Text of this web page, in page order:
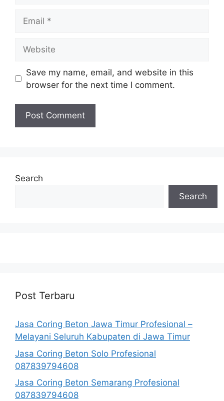
Save my name, email, and website in this
browser for the next time I comment.
Search
Search
Post Terbaru
Jasa Coring Beton Jawa Timur Profesional –
Melayani Seluruh Kabupaten di Jawa Timur
Jasa Coring Beton Solo Profesional
087839794608
Jasa Coring Beton Semarang Profesional
087839794608